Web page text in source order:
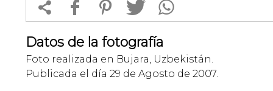
 f 1 T 
Datos de la fotografía
Foto realizada en Bujara, Uzbekistán.
Publicada el día 29 de Agosto de 2007.